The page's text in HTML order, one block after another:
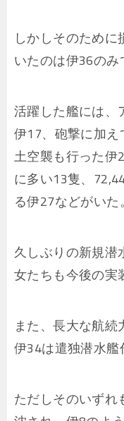
しかしそのため
いたのは伊36のみ
活躍した艦には、
伊17、砲撃に加
土空襲も行った伊
に多い13隻、
る伊27などがいた。
久しぶりの新規
女たちも今後の実
また、長大な航続
伊34は遣独潜水艦
ただしそのいず